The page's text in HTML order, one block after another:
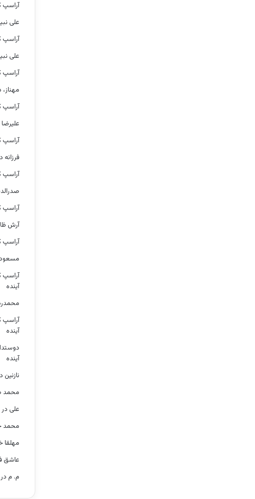
آراسپ
علی
آراسپ
علی
آراسپ
آراسپ
علیرضا
آراسپ
فرزانه
آراسپ
آراسپ
آرش
آراسپ
مسعود
آراسپ
آینده
آراسپ
آینده
آینده
نازنین
محمد
علی در
محمد
مهلقا
عاشق
م. م در